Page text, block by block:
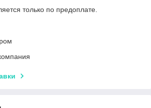
только по предоплате.